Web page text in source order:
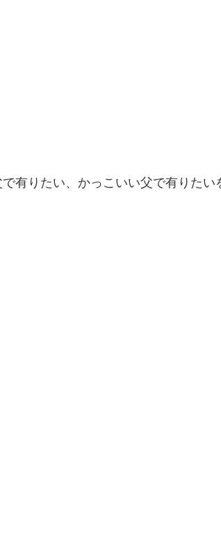
有りたい、かっこいい父で有りたい